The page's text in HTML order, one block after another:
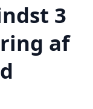
3
af